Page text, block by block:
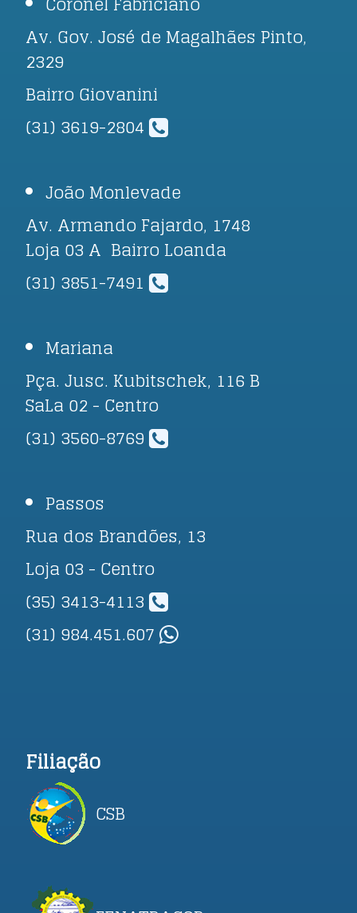
Av. Gov. José de Magalhães Pinto,
2329
Bairro Giovanini
(31) 3619-2804
João Monlevade
Av. Armando Fajardo, 1748
Loja 03 A Bairro Loanda
(31) 3851-7491
Mariana
Pça. Jusc. Kubitschek, 116 B
SaLa 02 - Centro
(31) 3560-8769
Passos
Rua dos Brandões, 13
Loja 03 - Centro
(35) 3413-4113
(31) 984.451.607
Filiação
CSB